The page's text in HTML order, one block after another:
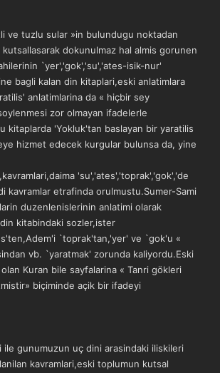
ve tuzlu sular »in bulundugu noktadan
kutsallasarak dokunulmaz hal almis gorunen
`yer','gok','su','ates-isik-nur'
bagli kalan din kitaplari,eski anlatimlara
anlatimlarina da « hiçbir sey
zor olmayan ifadelerle
kitaplarda 'Yokluk'tan baslayan bir yaratilis
hizmet edecek kurgular bulunsa da, yine
'su','ates','toprak','gok','de
kavramlar etrafinda orulmustu.Sumer-Sami
duzenlenislerinin anlatimi olarak
kitabindaki sozler,ister
`toprak'tan,'yer' ve `gok'u «
vb. `yaratmak' zorunda kaliyordu.Eski
Kuran bile sayfalarina « Tanri gökleri
biçiminde açik bir ifadeyi
ile gunumuzun uç dini arasindaki iliskileri
kavramlari,eski toplumun kutsal